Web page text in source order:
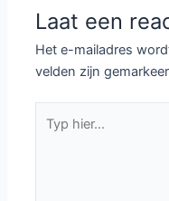
Laat een
Het e-mailadres
velden zijn